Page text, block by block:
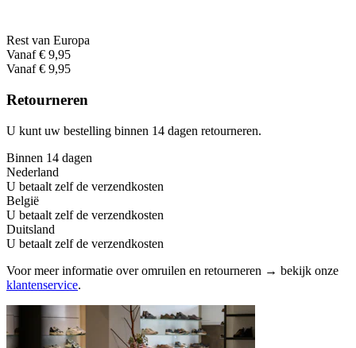
Rest van Europa
Vanaf € 9,95
Vanaf € 9,95
Retourneren
U kunt uw bestelling binnen 14 dagen retourneren.
Binnen 14 dagen
Nederland
U betaalt zelf de verzendkosten
België
U betaalt zelf de verzendkosten
Duitsland
U betaalt zelf de verzendkosten
Voor meer informatie over omruilen en retourneren → bekijk onze
klantenservice.